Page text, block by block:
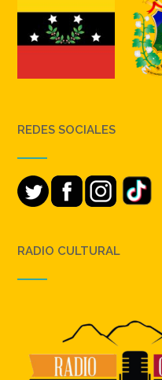
REDES SOCIALES
RADIO CULTURAL